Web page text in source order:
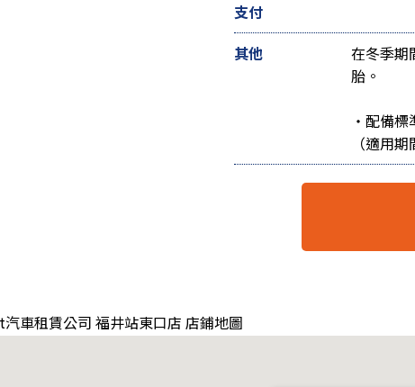
支付
其他
在冬季期
胎。
・配備標
（適用
車租賃公司 福井站東口店 店鋪地圖